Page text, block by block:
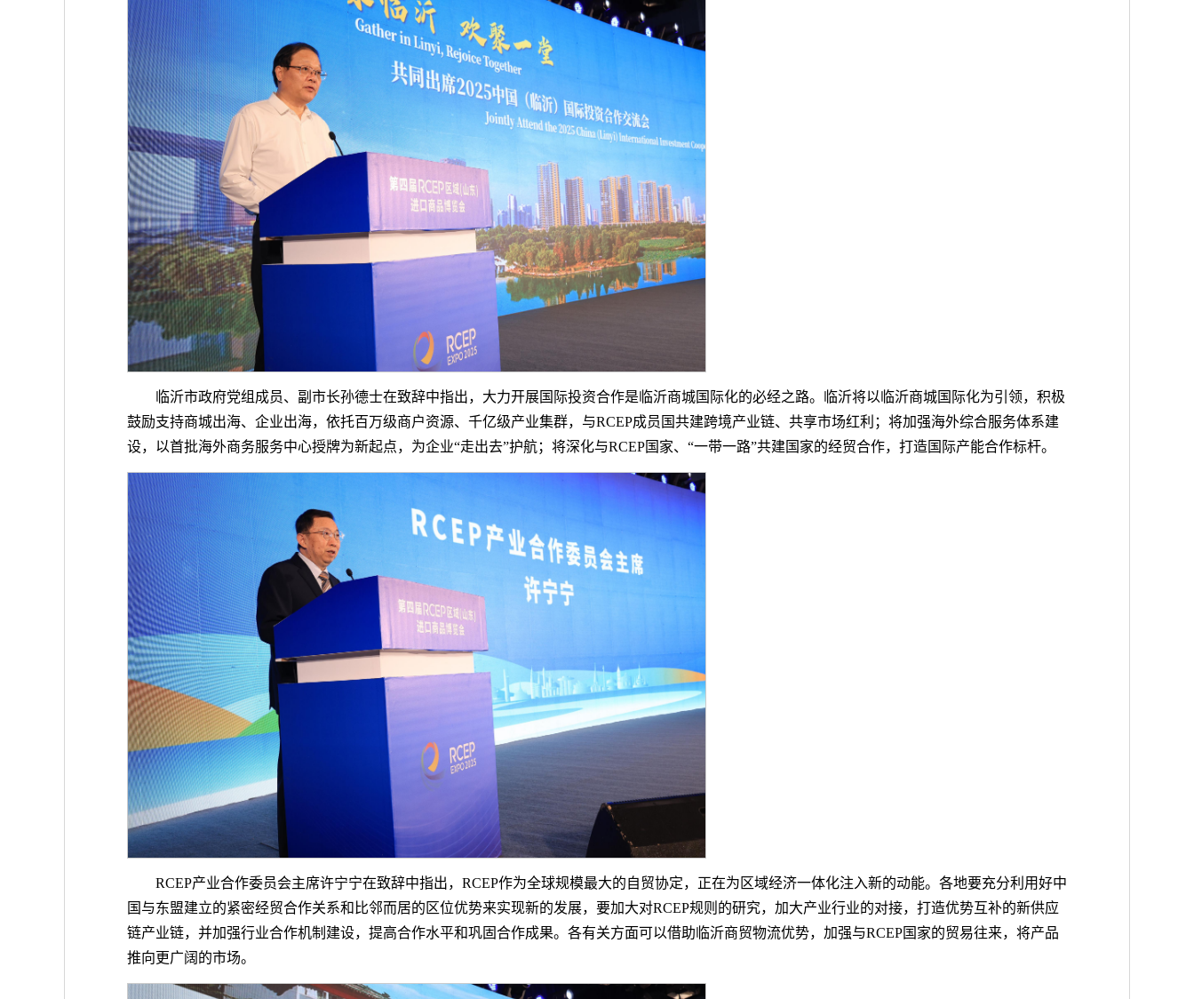
临沂市政府党组成员、副市长孙德士在致辞中指出，大力开展国际投资合作是临沂商城国际化的必经之路。临沂将以临沂商城国际化为引领，积极
鼓励支持商城出海、企业出海，依托百万级商户资源、千亿级产业集群，与RCEP成员国共建跨境产业链、共享市场红利；将加强海外综合服务体系建
设，以首批海外商务服务中心授牌为新起点，为企业“走出去”护航；将深化与RCEP国家、“一带一路”共建国家的经贸合作，打造国际产能合作标杆。
RCEP产业合作委员会主席许宁宁在致辞中指出，RCEP作为全球规模最大的自贸协定，正在为区域经济一体化注入新的动能。各地要充分利用好中
国与东盟建立的紧密经贸合作关系和比邻而居的区位优势来实现新的发展，要加大对RCEP规则的研究，加大产业行业的对接，打造优势互补的新供应
链产业链，并加强行业合作机制建设，提高合作水平和巩固合作成果。各有关方面可以借助临沂商贸物流优势，加强与RCEP国家的贸易往来，将产品
推向更广阔的市场。